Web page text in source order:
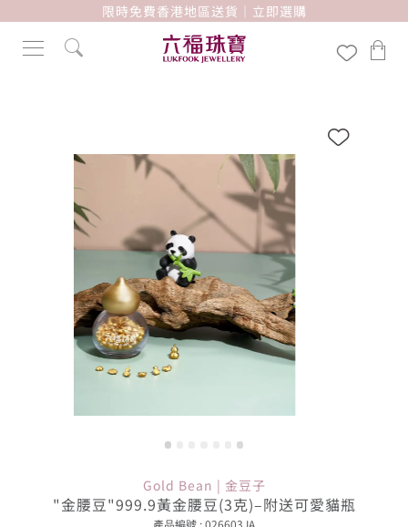
限時免費香港地區送貨｜立即選購
Gold Bean | 金豆子
"金腰豆"999.9黃金腰豆(3克)–附送可愛貓瓶